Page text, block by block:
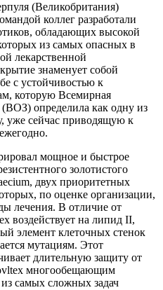
(Великобритания)
коллег разработали
обладающих высокой
из самых опасных в
лекарственной
знаменует собой
с устойчивостью к
которую Всемирная
(ВОЗ) определила как одну из
уже сейчас приводящую к
мощное и быстрое
золотистого
двух приоритетных
по оценке организации,
лечения. В отличие от
воздействует на липид II,
элемент клеточных стенок
мутациям. Этот
длительную защиту от
многообещающим
самых сложных задач